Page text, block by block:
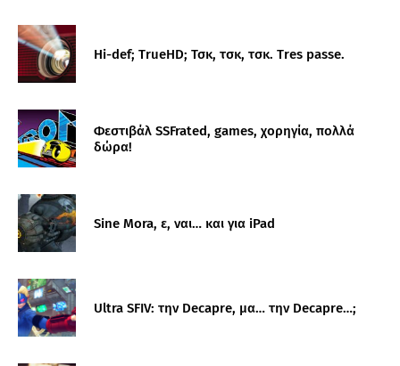
Hi-def; TrueHD; Τσκ, τσκ, τσκ. Tres passe.
Φεστιβάλ SSFrated, games, χορηγία, πολλά
δώρα!
Sine Mora, ε, ναι… και για iPad
Ultra SFIV: την Decapre, μα… την Decapre…;